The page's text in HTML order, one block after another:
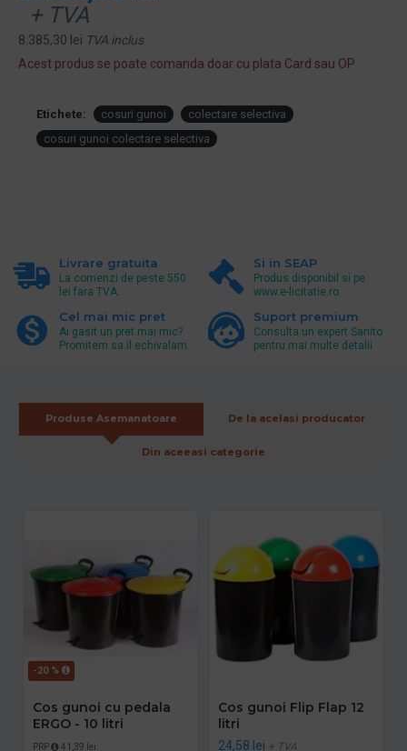
+ TVA
8.385,30 lei TVA inclus
Acest produs se poate comanda doar cu plata Card sau OP
Etichete: cosuri gunoi
colectare selectiva
cosuri gunoi colectare selectiva
Livrare gratuita
La comenzi de peste 550
lei fara TVA.
Si in SEAP
Produs disponibil si pe
www.e-licitatie.ro
Cel mai mic pret
Ai gasit un pret mai mic?
Promitem sa il echivalam.
Suport premium
Consulta un expert Sanito
pentru mai multe detalii
Produse Asemanatoare De la acelasi producator
Din aceeasi categorie
-20 %
Cos gunoi cu pedala
ERGO - 10 litri
PRP 41,39 lei
Cos gunoi Flip Flap 12
litri
24,58 lei + TVA